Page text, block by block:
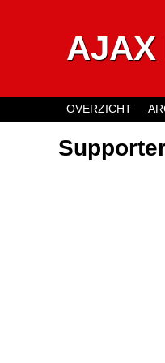
AJAX
OVERZICHT